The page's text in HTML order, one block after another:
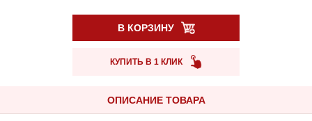
В КОРЗИНУ
КУПИТЬ В 1 КЛИК
ОПИСАНИЕ ТОВАРА